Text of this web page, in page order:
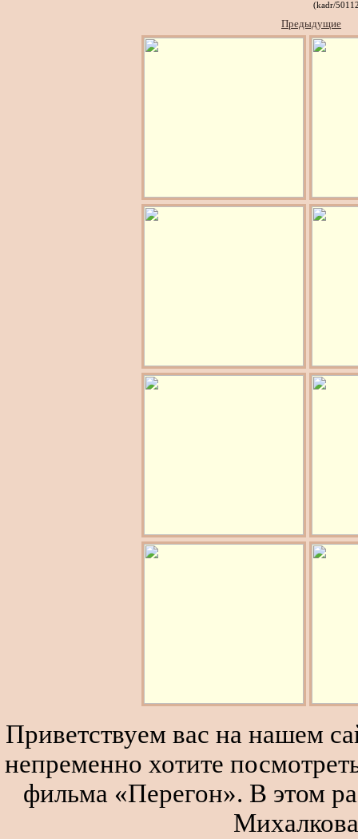
(kadr/
Предыдущие
Приветствуем вас на нашем
непременно хотите
фильма «Перегон». В этом